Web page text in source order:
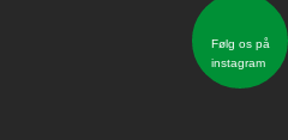
Følg os på
instagram